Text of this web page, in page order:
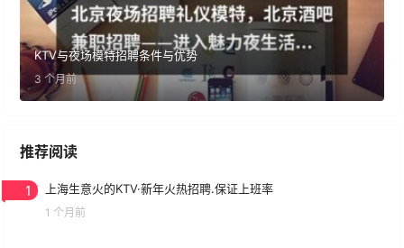
KTV与夜场模特招聘条件与优势
3 个月前
推荐阅读
1 上海生意火的KTV·新年火热招聘.保证上班率
1 个月前